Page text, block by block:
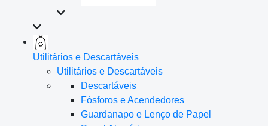
Utilitários e Descartáveis
Utilitários e Descartáveis
Descartáveis
Fósforos e Acendedores
Guardanapo e Lenço de Papel